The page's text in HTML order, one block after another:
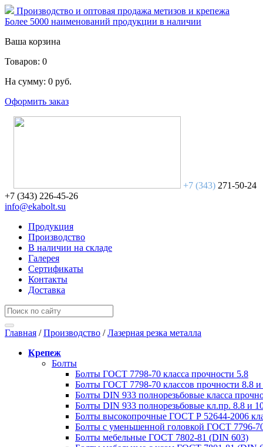
Производство и оптовая продажа метизов и крепежа
Более 5000 наименований продукции в наличии
Ваша корзина
Товаров: 0
На сумму: 0 руб.
Оформить заказ
+7 (343) 271-50-24
+7 (343) 226-45-26
info@ekabolt.su
Продукция
Производство
В наличии на складе
Галерея
Сертификаты
Контакты
Доставка
Главная /Производство /Лазерная резка металла
Крепеж
Болты
Болты ГОСТ 7798-70 класса прочности 5.8
Болты ГОСТ 7798-70 классов прочности 8.8 и
Болты DIN 933 полнорезьбовые класса
Болты DIN 933 полнорезьбовые кл.пр. 8.8 и
Болты высокопрочные ГОСТ Р 52644-2006
Болты с уменьшенной головкой ГОСТ 7796-
Болты мебельные ГОСТ 7802-81 (DIN 603)